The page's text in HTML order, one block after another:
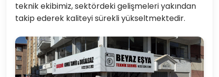
teknik ekibimiz, sektördeki gelişmeleri yakından
takip ederek kaliteyi sürekli yükseltmektedir.